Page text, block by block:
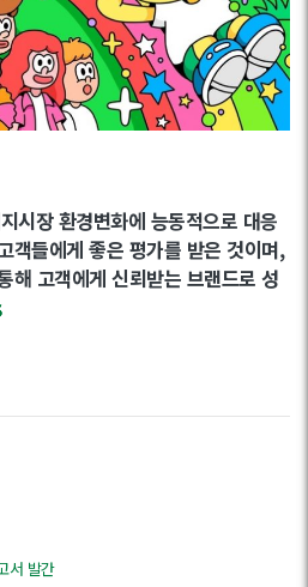
시장 환경변화에 능동적으로 대응
객들에게 좋은 평가를 받은 것이며,
해 고객에게 신뢰받는 브랜드로 성
서 발간